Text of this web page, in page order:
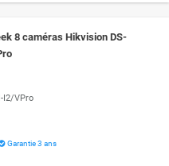
8 caméras Hikvision DS-
I2/VPro
Garantie 3 ans